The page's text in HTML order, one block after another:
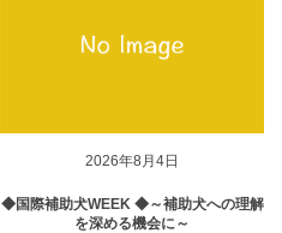
2026年8月4日
◆国際補助犬WEEK ◆～補助犬への理解
を深める機会に～